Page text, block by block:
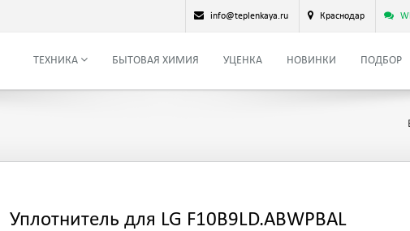
info@teplenkaya.ru Краснодар
ТЕХНИКА БЫТОВАЯ ХИМИЯ УЦЕНКА НОВИНКИ ПОДБОР
Уплотнитель для LG F10B9LD.ABWPBAL